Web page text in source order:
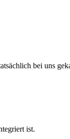
bei uns
ist.